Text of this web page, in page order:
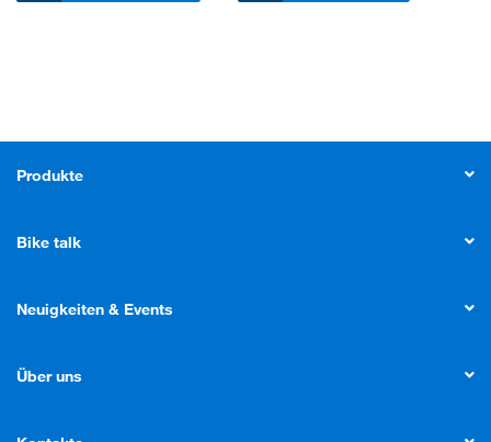
Produkte
Bike talk
Neuigkeiten & Events
Über uns